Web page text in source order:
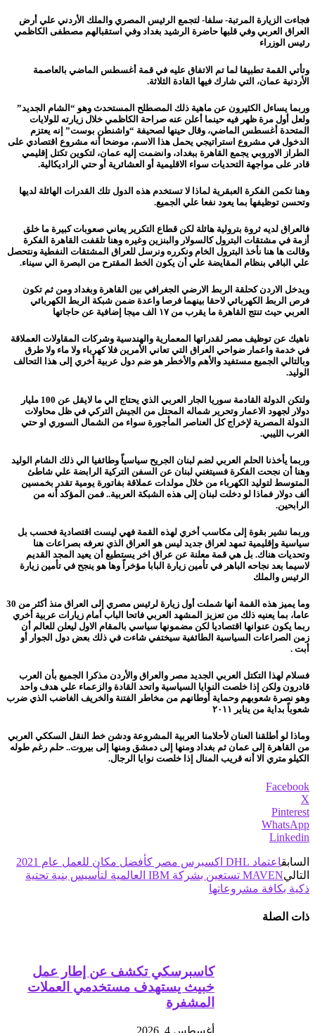
فجاءت الزيارة المرتبة- سلفا- لتجمع الرئيس المصري والملك الأردني علي أرض
العراق العربي وفي قلبها حاضرة الرشيد بغداد وفي استقبالهم مصطفى الكاظمي
رئيس الوزراء
وتأتي القمة تطبيقا لما تم الاتفاق عليه في قمة أغسطس الماضي بالعاصمة
الأردنية عمان، التي شارك فيها القادة الثلاثة.
وربما يساءل الكثيرون عن ماهية ذلك المصطلح المستحدث وهو “الشام الجديد”
ولعل أول مرة ظهر فيه حينما أعلن عنه صراحة الكاظمي خلال زيارته للولايات
المتحدة أغسطس الماضي، وقال حينها لصحيفة “واشنطن بوست” إنه يعتزم
الدخول في مشروع استراتيجي يحمل هذا الاسم، موضحا أنه مشروع اقتصادي على
الطراز الاوروبي يجمع القاهرة ببغداد، وانضمت إليه عمان، لتكوين تكتل إقليمي
قادر على مواجهة التحديات سواء الاقليمية أو العشائرية أو حتي الراديكالية.
وهنا تكمن الفكرة العبقرية لماذا لا تستخدم هذه الدول تلك القدرات الهائلة لديها
وتحسن توظيفها بما يعود نفعا علي الجميع.
فالعراق لديه ثروة بترولية هائلة لكن قطاع التكرير يعاني صعوبات كبيرة ما خلق
أزمة في مشتقات البترول كالسولار والبنزين وغيره وهنا تلقفت القاهرة الفكرة
وقالت ها هنا نأخذ البترول الخام ونكرره ونرسل للعراق المشتقات النفطية ونتحصل
علي الباقي بنظام المقايضة علي أن يكون الخط المقترح من البصرة الي سيناء.
ويدخل الاردن كحلقة الربط الارضي الجغرافي بين القاهرة وبغداد ومن ثم تكون
فرص الربط الكهربائي لاحقا بينهما فرصا واعدة ضمن شبكة الربط الكهربائي
العربي حيث تنتج القاهرة ما يقرب من ١٧ الف ميجا إضافية عن حاجاتها
ناهيك عن توظيف مصر لقدراتها المعمارية والهندسية وشركات المقاولات العملاقة
في خدمة واعمار ضواحي العراق التي تعاني الأمرين فلا كهرباء ولا ماء ولا طرق
وبالتالي الجميع مستفيد والأهم والأخطر هو ضم دول عربية أخري إلى هذا التحالف
الوليد.
ولتكن الدولة القادمة سوريا الجار العربي الذي يحتاج الي ما لايقل عن 100 مليار
دولار لجهود الاعمار وتحرير شماله المحتل من الجيش التركي في ظل محاولات
الدولة المصرية لإخراج كل العناصر المأجورة سواء من الشمال السوري او حتي
الغرب الليبي.
وربما يأخذنا الحلم العربي لضم لبنان الجريح سياسياً وطائفيا الي ذلك الشام الوليد
وهنا أن نجحت الفكرة فسيتغني لبنان عن السفن التركية الرابضة علي شاطئ
المتوسط لتوليد الكهرباء من خلال مولدات عملاقة بفاتورة يومية تقدر بخمسين
ألف دولار فماذا لو دخلت لبنان إلى هذه الشبكة العربية.. فمن المؤكد أنه من
الرابحين.
وربما نشير بقوة إلى مكاسب أخري لهذه القمة فهي ليست اقتصادية فحسب بل
سياسية وإقليمية تمهد لعراق جديد ليس هو العراق الذي نعرفه بصراعات هنا
وتحديات هناك. بل هي قمة معلنة عن عراق اخر يستطيع أن يعيد المجد القديم
لاسيما بعد نجاحه الباهر في تأمين زيارة البابا مؤخراً وها هو ينجح في تأمين زيارة
الرئيس والملك
وما يميز هذه القمة أنها شملت أول زيارة لرئيس مصري إلى العراق منذ أكثر من 30
عاما، بما يعنيه ذلك من تعزيز المشهد العربي فاتحا الباب أمام زيارات عربية أخري
ربما يكون عنوانها اقتصاديا لكن مضمونها سياسي بالمقام الاول ليعلن للعالم أن
زمن الصراعات السياسية الطائفية سيختفي شاءت في ذلك بعض دول الجوار أو
أبت .
فسلام لهذا التكتل العربي الجديد مصر والعراق والأردن مذكرا الجميع بأن العرب
قادرون ولكن إذا خلصت النوايا السياسية واتحد القادة والزعماء علي هدف واحد
وهو نصرة شعوبهم وحماية أوطانهم من مخاطر الفتنة والخريف الغاضب الذي ضرب
شعوباً بداية من يناير ٢٠١١
وماذا لو أطلقنا العنان لأحلامنا العربية المشروعة ودشن خط النقل السككي العربي
من القاهرة إلى عمان ثم بغداد ومنها إلى دمشق ومنها إلى بيروت.. حلم رغم طوله
الكيلو متري الا أنه قريب المنال إذا خلصت نوايا الرجال.
Facebook
X
Pinterest
WhatsApp
Linkedin
السابقاعتماد DHL اكسبرس مصر كأفضل مكان للعمل عام 2021
التالي
MAVEN تستعين بشركة IBM العالمية لتأسيس بنية تحتية
ذكية بكافة مشروعاتها
ذات الصلة
كاسبرسكي تكشف عن إطار عمل
خبيث يستهدف مستخدمي العملات
المشفرة
أغسطس 4, 2026